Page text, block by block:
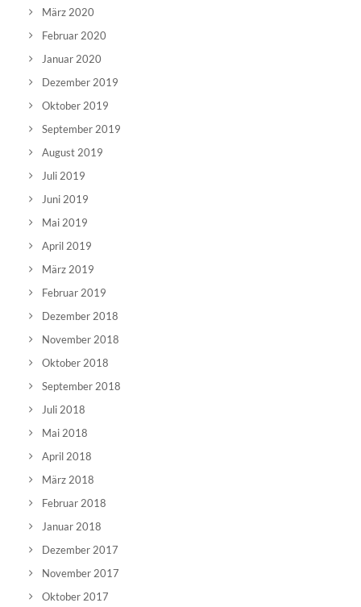
März 2020
Februar 2020
Januar 2020
Dezember 2019
Oktober 2019
September 2019
August 2019
Juli 2019
Juni 2019
Mai 2019
April 2019
März 2019
Februar 2019
Dezember 2018
November 2018
Oktober 2018
September 2018
Juli 2018
Mai 2018
April 2018
März 2018
Februar 2018
Januar 2018
Dezember 2017
November 2017
Oktober 2017